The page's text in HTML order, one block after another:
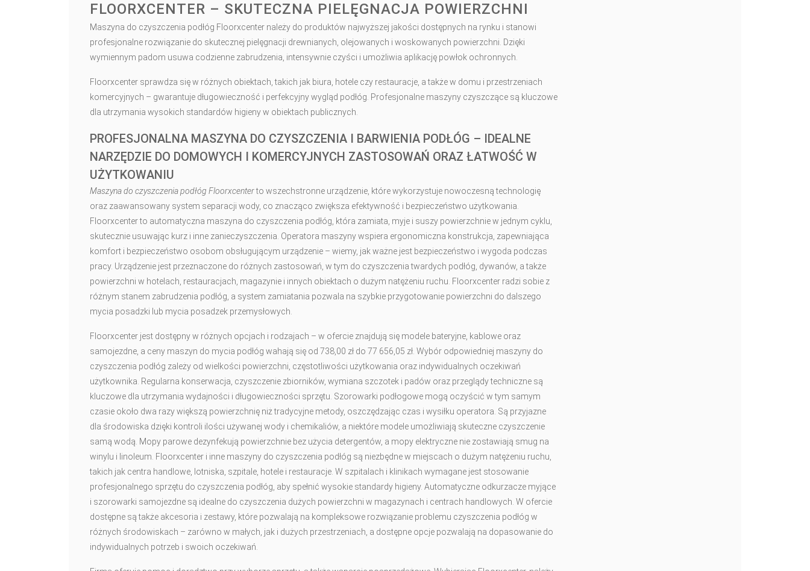
FLOORXCENTER – SKUTECZNA PIELĘGNACJA POWIERZCHNI
Maszyna do czyszczenia podłóg Floorxcenter należy do produktów najwyższej jakości dostępnych na rynku i stanowi
profesjonalne rozwiązanie do skutecznej pielęgnacji drewnianych, olejowanych i woskowanych powierzchni. Dzięki
wymiennym padom usuwa codzienne zabrudzenia, intensywnie czyści i umożliwia aplikację powłok ochronnych.
Floorxcenter sprawdza się w różnych obiektach, takich jak biura, hotele czy restauracje, a także w domu i przestrzeniach
komercyjnych – gwarantuje długowieczność i perfekcyjny wygląd podłóg. Profesjonalne maszyny czyszczące są kluczowe
dla utrzymania wysokich standardów higieny w obiektach publicznych.
PROFESJONALNA MASZYNA DO CZYSZCZENIA I BARWIENIA PODŁÓG – IDEALNE
NARZĘDZIE DO DOMOWYCH I KOMERCYJNYCH ZASTOSOWAŃ ORAZ ŁATWOŚĆ W
UŻYTKOWANIU
Maszyna do czyszczenia podłóg Floorxcenterto wszechstronne urządzenie, które wykorzystuje nowoczesną technologię
oraz zaawansowany system separacji wody, co znacząco zwiększa efektywność i bezpieczeństwo użytkowania.
Floorxcenter to automatyczna maszyna do czyszczenia podłóg, która zamiata, myje i suszy powierzchnie w jednym cyklu,
skutecznie usuwając kurz i inne zanieczyszczenia. Operatora maszyny wspiera ergonomiczna konstrukcja, zapewniająca
komfort i bezpieczeństwo osobom obsługującym urządzenie – wiemy, jak ważne jest bezpieczeństwo i wygoda podczas
pracy. Urządzenie jest przeznaczone do różnych zastosowań, w tym do czyszczenia twardych podłóg, dywanów, a także
powierzchni w hotelach, restauracjach, magazynie i innych obiektach o dużym natężeniu ruchu. Floorxcenter radzi sobie z
różnym stanem zabrudzenia podłóg, a system zamiatania pozwala na szybkie przygotowanie powierzchni do dalszego
mycia posadzki lub mycia posadzek przemysłowych.
Floorxcenter jest dostępny w różnych opcjach i rodzajach – w ofercie znajdują się modele bateryjne, kablowe oraz
samojezdne, a ceny maszyn do mycia podłóg wahają się od 738,00 zł do 77 656,05 zł. Wybór odpowiedniej maszyny do
czyszczenia podłóg zależy od wielkości powierzchni, częstotliwości użytkowania oraz indywidualnych oczekiwań
użytkownika. Regularna konserwacja, czyszczenie zbiorników, wymiana szczotek i padów oraz przeglądy techniczne są
kluczowe dla utrzymania wydajności i długowieczności sprzętu. Szorowarki podłogowe mogą oczyścić w tym samym
czasie około dwa razy większą powierzchnię niż tradycyjne metody, oszczędzając czas i wysiłku operatora. Są przyjazne
dla środowiska dzięki kontroli ilości używanej wody i chemikaliów, a niektóre modele umożliwiają skuteczne czyszczenie
samą wodą. Mopy parowe dezynfekują powierzchnie bez użycia detergentów, a mopy elektryczne nie zostawiają smug na
winylu i linoleum. Floorxcenter i inne maszyny do czyszczenia podłóg są niezbędne w miejscach o dużym natężeniu ruchu,
takich jak centra handlowe, lotniska, szpitale, hotele i restauracje. W szpitalach i klinikach wymagane jest stosowanie
profesjonalnego sprzętu do czyszczenia podłóg, aby spełnić wysokie standardy higieny. Automatyczne odkurzacze myjące
i szorowarki samojezdne są idealne do czyszczenia dużych powierzchni w magazynach i centrach handlowych. W ofercie
dostępne są także akcesoria i zestawy, które pozwalają na kompleksowe rozwiązanie problemu czyszczenia podłóg w
różnych środowiskach – zarówno w małych, jak i dużych przestrzeniach, a dostępne opcje pozwalają na dopasowanie do
indywidualnych potrzeb i swoich oczekiwań.